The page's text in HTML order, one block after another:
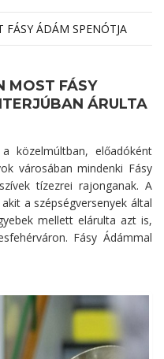
ÁDÁM SPENÓTJA
MOST FÁSY
ÁRULTA
közelmúltban, előadóként
városában mindenki Fásy
tízezrei rajonganak. A
a szépségversenyek által
mellett elárulta azt is,
Fásy Ádámmal